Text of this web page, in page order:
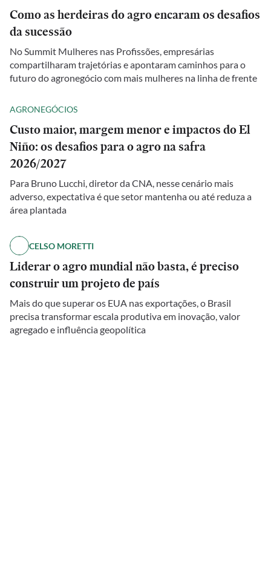
Como as herdeiras do agro encaram os desafios
da sucessão
No Summit Mulheres nas Profissões, empresárias
compartilharam trajetórias e apontaram caminhos para o
futuro do agronegócio com mais mulheres na linha de frente
AGRONEGÓCIOS
Custo maior, margem menor e impactos do El
Niño: os desafios para o agro na safra
2026/2027
Para Bruno Lucchi, diretor da CNA, nesse cenário mais
adverso, expectativa é que setor mantenha ou até reduza a
área plantada
CELSO MORETTI
Liderar o agro mundial não basta, é preciso
construir um projeto de país
Mais do que superar os EUA nas exportações, o Brasil
precisa transformar escala produtiva em inovação, valor
agregado e influência geopolítica